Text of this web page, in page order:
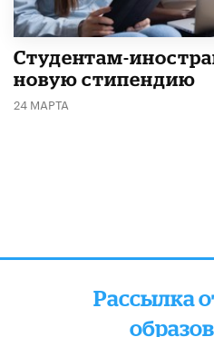
Студентам-
новую стипендию
24 МАРТА
Рассылка